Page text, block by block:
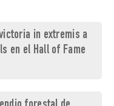
in extremis a
en el Hall of Fame